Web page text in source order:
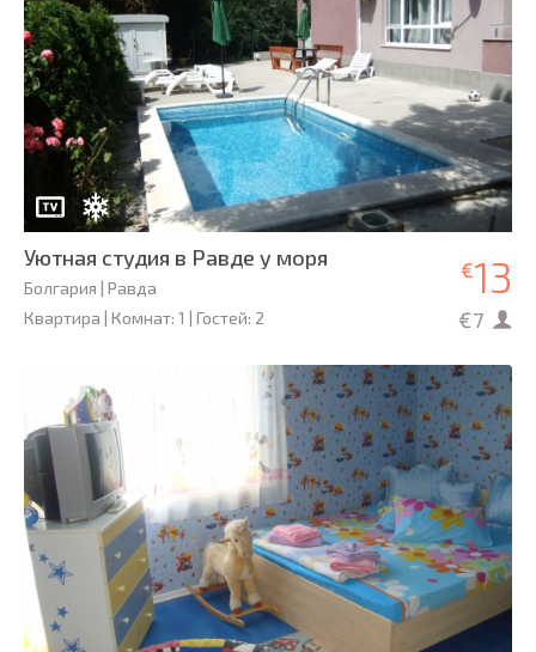
Уютная студия в Равде у моря
Болгария | Равда
Квартира | Комнат: 1 | Гостей: 2
€13
€7